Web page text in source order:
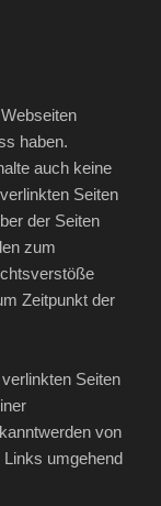
haben.
auch keine
Seiten
der Seiten
zum
Zeitpunkt der
Seiten
von
umgehend